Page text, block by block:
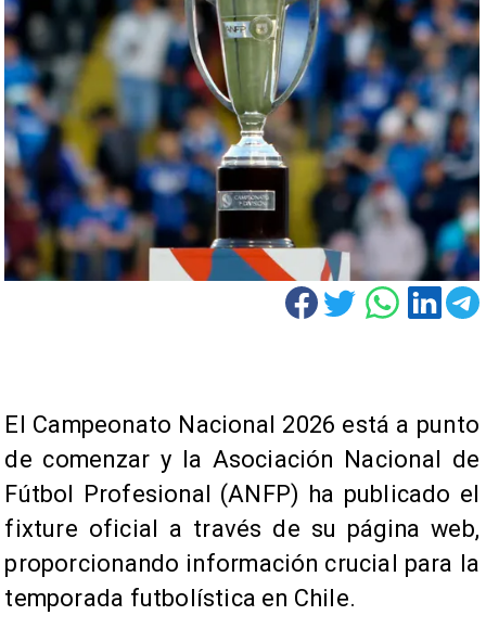
El Campeonato Nacional 2026 está a punto
de comenzar y la Asociación Nacional de
Fútbol Profesional (ANFP) ha publicado el
fixture oficial a través de su página web,
proporcionando información crucial para la
temporada futbolística en Chile.